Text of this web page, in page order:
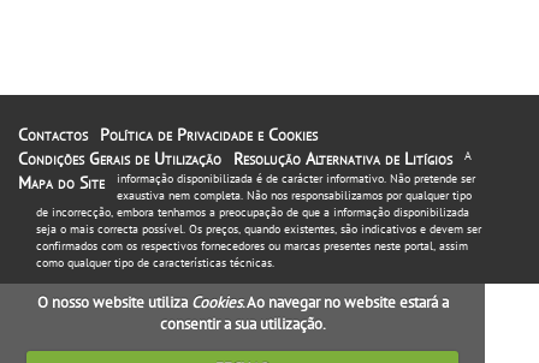
Contactos
Política de Privacidade e Cookies
Condições Gerais de Utilização
Resolução Alternativa de Litígios
Mapa do Site
A
informação disponibilizada é de carácter informativo. Não pretende ser
exaustiva nem completa. Não nos responsabilizamos por qualquer tipo
de incorrecção, embora tenhamos a preocupação de que a informação disponibilizada
seja o mais correcta possível. Os preços, quando existentes, são indicativos e devem ser
confirmados com os respectivos fornecedores ou marcas presentes neste portal, assim
como qualquer tipo de características técnicas.
O nosso website utiliza Cookies. Ao navegar no website estará a
consentir a sua utilização.